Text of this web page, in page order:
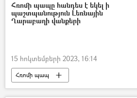
Հռոմի պապը հանդես է եկել ի
պաշտպանություն Լեռնային
Ղարաբաղի վանքերի
15 հոկտեմբերի 2023, 16:14
Հռոմի պապ